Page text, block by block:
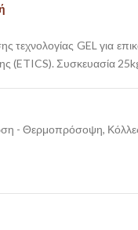
τεχνολογίας GEL για
(ETICS). Συσκευασία
- Θερμοπρόσοψη,